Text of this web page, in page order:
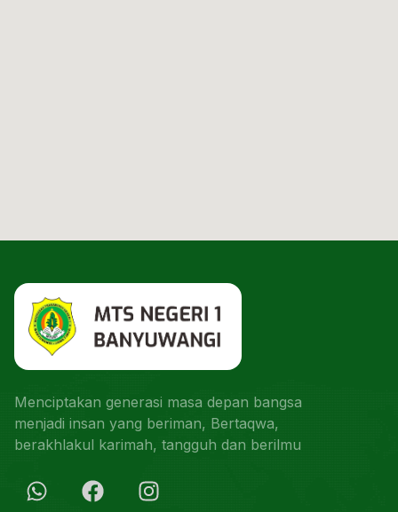
Menciptakan generasi masa depan bangsa
menjadi insan yang beriman, Bertaqwa,
berakhlakul karimah, tangguh dan berilmu